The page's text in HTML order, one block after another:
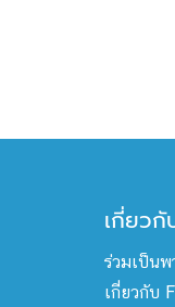
เกี่ยวกั
ร่วมเป็นพ
เกี่ยวกับ